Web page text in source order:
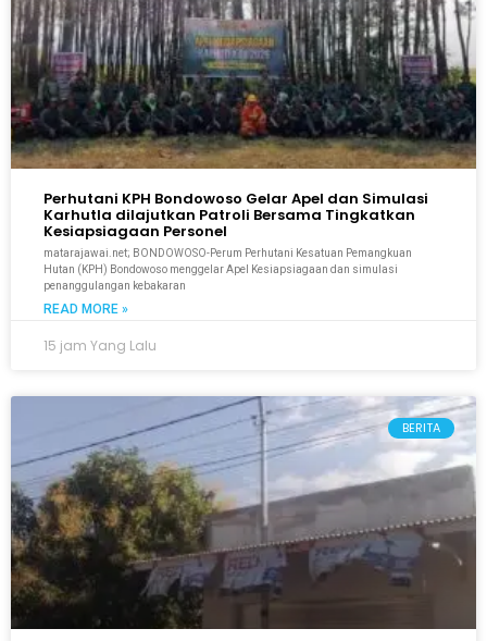
Perhutani KPH Bondowoso Gelar Apel dan Simulasi
Karhutla dilajutkan Patroli Bersama Tingkatkan
Kesiapsiagaan Personel
matarajawai.net; BONDOWOSO-Perum Perhutani Kesatuan Pemangkuan
Hutan (KPH) Bondowoso menggelar Apel Kesiapsiagaan dan simulasi
penanggulangan kebakaran
READ MORE »
15 jam Yang Lalu
BERITA